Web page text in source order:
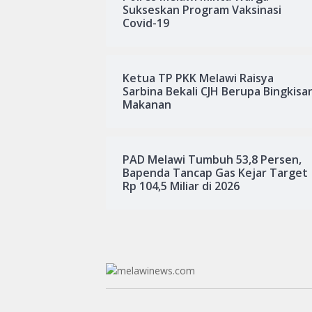
Sukseskan Program Vaksinasi
Covid-19
Ketua TP PKK Melawi Raisya
Sarbina Bekali CJH Berupa
Makanan
PAD Melawi Tumbuh 53,8 Persen,
Bapenda Tancap Gas Kejar Target
Rp 104,5 Miliar di 2026